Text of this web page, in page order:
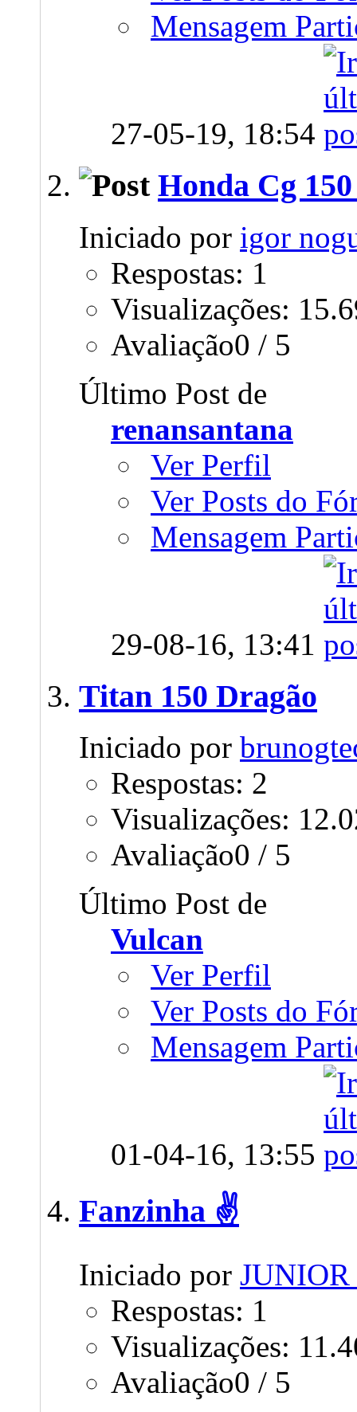
Mensagem
27-05-19, 18:54
Honda Cg
Iniciado por igor
Respostas: 1
Visualizações:
Avaliação0 / 5
Último Post de
renansantana
Ver Perfil
Ver Posts do
Mensagem
29-08-16, 13:41
Titan 150 Dragão
Iniciado por
Respostas: 2
Visualizações:
Avaliação0 / 5
Último Post de
Vulcan
Ver Perfil
Ver Posts do
Mensagem
01-04-16, 13:55
Fanzinha ✌
Iniciado por
Respostas: 1
Visualizações:
Avaliação0 / 5